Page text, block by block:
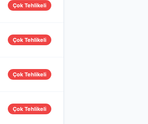
Çok Tehlikeli
Çok Tehlikeli
Çok Tehlikeli
Çok Tehlikeli